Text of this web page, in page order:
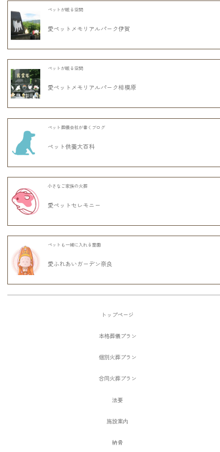
ペットが眠る空間
愛ペットメモリアルパーク伊賀
ペットが眠る空間
愛ペットメモリアルパーク相模原
ペット葬儀会社が書くブログ
ペット供養大百科
小さなご家族の火葬
愛ペットセレモニー
ペットも一緒に入れる霊園
愛ふれあいガーデン奈良
トップページ
本格葬儀プラン
個別火葬プラン
合同火葬プラン
法要
施設案内
納骨